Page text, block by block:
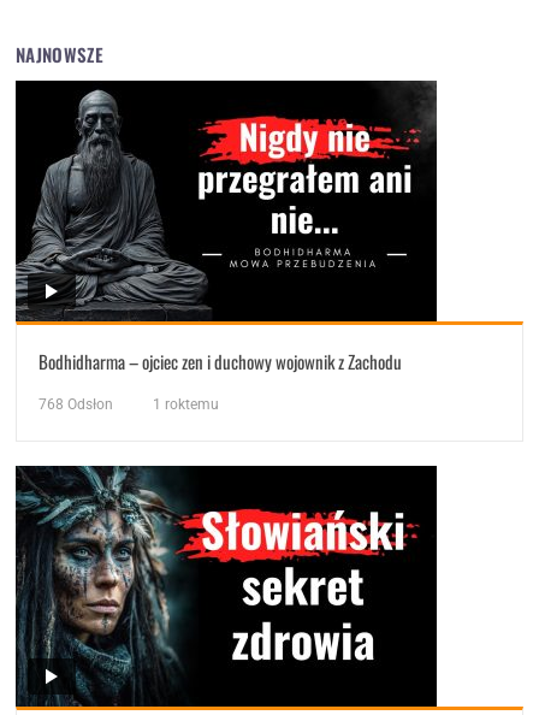
NAJNOWSZE
Bodhidharma – ojciec zen i duchowy wojownik z Zachodu
768 Odsłon 1 roktemu